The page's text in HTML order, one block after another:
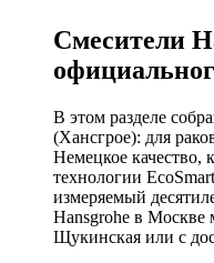
Смесители
В этом разделе
(Хансгрое): для
Немецкое качество,
технологии
измеряемый
Hansgrohe в Москве
Щукинская или с